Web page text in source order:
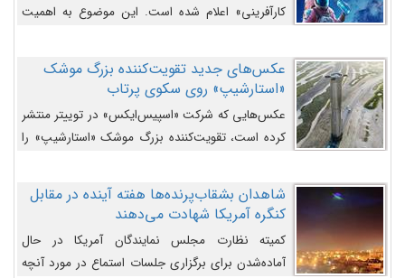
کارآفرینی» اعلام شده است. این موضوع به اهمیت
روزافزون کارآفرینی در حوزه فضایی و مزایای جدیدی که
کارآفرینان این حوزه ایجاد می‌کنند، می‌پردازد.
عکس‌های جدید تقویت‌کننده بزرگ موشک
«استارشیپ» روی سکوی پرتاب
عکس‌هایی که شرکت «اسپیس‌ایکس» در توییتر منتشر
کرده است، تقویت‌کننده بزرگ موشک «استارشیپ» را
شاهدان بشقاب‌پرنده‌ها هفته آینده در مقابل
کنگره آمریکا شهادت می‌دهند
کمیته نظارت مجلس نمایندگان آمریکا در حال
آماده‌شدن برای برگزاری جلسات استماع در مورد آنچه